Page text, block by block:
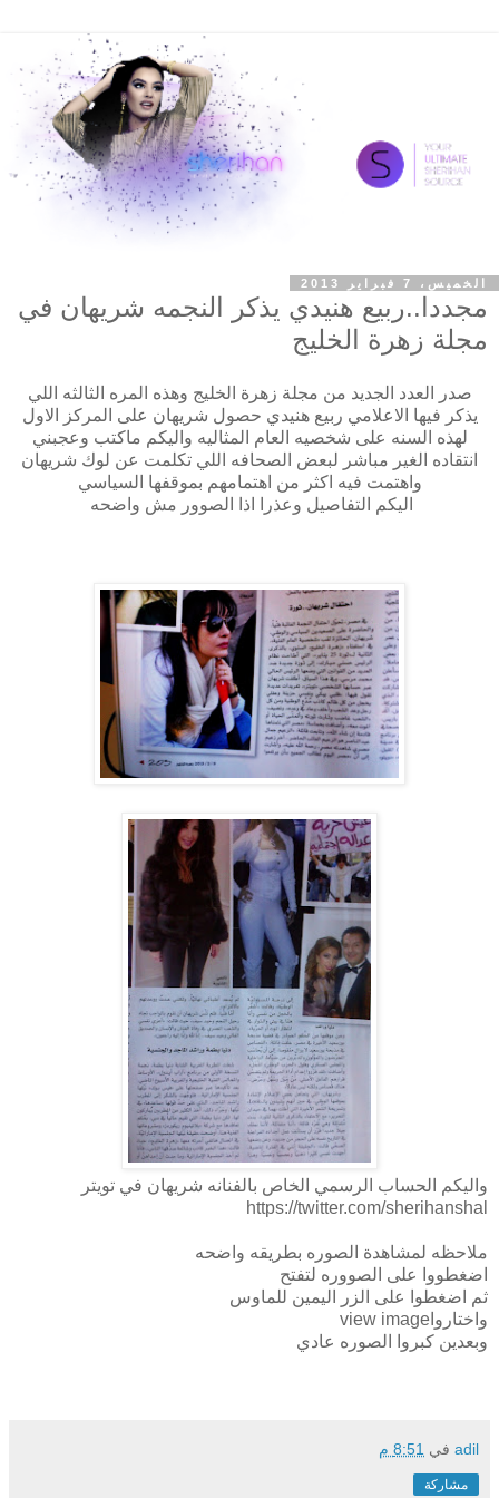
الخميس، 7 فبراير 2013
مجددا..ربيع هنيدي يذكر النجمه شريهان في
مجلة زهرة الخليج
صدر العدد الجديد من مجلة زهرة الخليج وهذه المره الثالثه اللي
يذكر فيها الاعلامي ربيع هنيدي حصول شريهان على المركز الاول
لهذه السنه على شخصيه العام المثاليه واليكم ماكتب وعجبني
انتقاده الغير مباشر لبعض الصحافه اللي تكلمت عن لوك شريهان
واهتمت فيه اكثر من اهتمامهم بموقفها السياسي
اليكم التفاصيل وعذرا اذا الصوور مش واضحه
واليكم الحساب الرسمي الخاص بالفنانه شريهان في تويتر
https://twitter.com/sherihanshal
ملاحظه لمشاهدة الصوره بطريقه واضحه
اضغطووا على الصووره لتفتح
ثم اضغطوا على الزر اليمين للماوس
واختارواview image
وبعدين كبروا الصوره عادي
adil في 8:51 م
مشاركة